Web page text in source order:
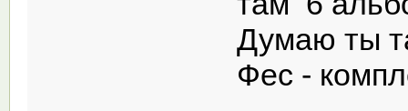
Думаю ты
Фес -